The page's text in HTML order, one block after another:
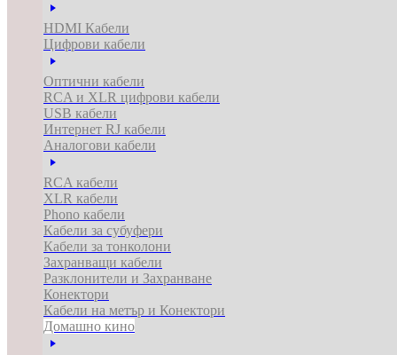
HDMI Кабели
Цифрови кабели
Оптични кабели
RCA и XLR цифрови кабели
USB кабели
Интернет RJ кабели
Аналогови кабели
RCA кабели
XLR кабели
Phono кабели
Кабели за субуфери
Кабели за тонколони
Захранващи кабели
Разклонители и Захранване
Конектори
Кабели на метър и Конектори
Домашно кино